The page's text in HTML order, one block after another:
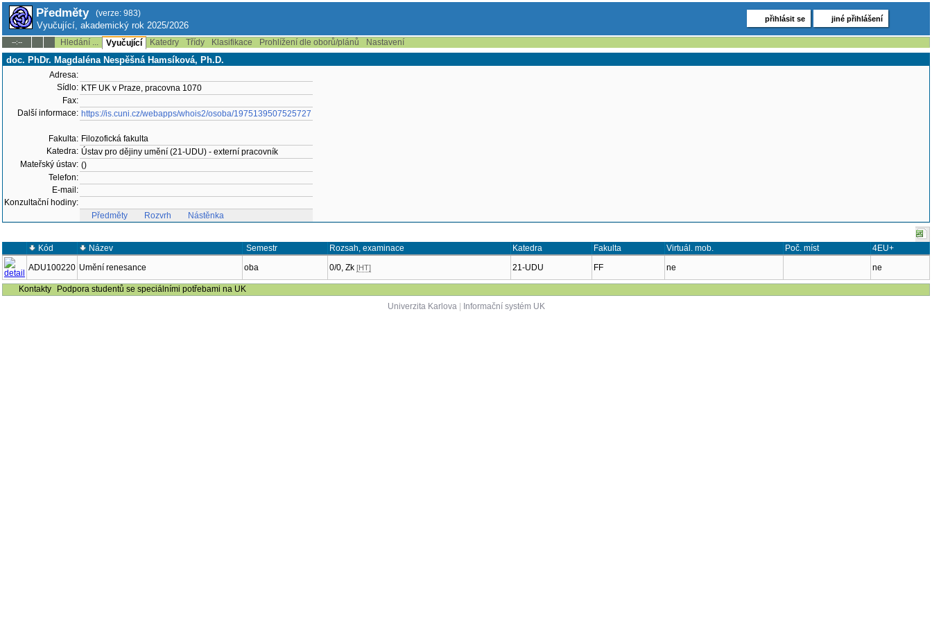
Předměty (verze: 983)
Vyučující, akademický rok 2025/2026
přihlásit se jiné přihlášení
--:-- Hledání ... Vyučující Katedry Třídy Klasifikace Prohlížení dle oborů/plánů Nastavení
doc. PhDr. Magdaléna Nespěšná Hamsíková, Ph.D.
Adresa:
Sídlo: KTF UK v Praze, pracovna 1070
Fax:
Další informace: https://is.cuni.cz/webapps/whois2/osoba/1975139507525727
Fakulta: Filozofická fakulta
Katedra: Ústav pro dějiny umění (21-UDU) - externí pracovník
Mateřský ústav: ()
Telefon:
E-mail:
Konzultační hodiny:
Předměty
Rozvrh Nástěnka
Kód Název Semestr Rozsah, examinace Katedra Fakulta Virtuál. mob. Poč. míst
4EU+
ADU100220 Umění renesance oba 0/0, Zk [HT] 21-UDU FF ne ne
Kontakty
Podpora studentů se speciálními potřebami na UK
Univerzita Karlova| Informační systém UK